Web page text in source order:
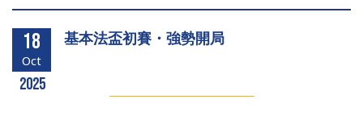
18
Oct
2025
基本法盃初賽・強勢開局